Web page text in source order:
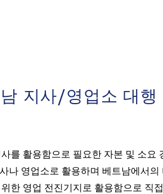
남 지사/영업소 대
를 활용함으로 필요한 자본 및 소요
나 영업소로 활용하며 베트남에서의
한 영업 전진기지로 활용함으로 직